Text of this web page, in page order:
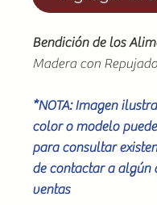
Bendición de los
Madera con
*NOTA: Imagen
color o modelo
para consultar
de contactar a algún
ventas